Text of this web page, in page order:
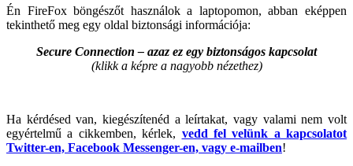
Én FireFox böngészőt használok a laptopomon, abban eképpen
tekinthető meg egy oldal biztonsági információja:
Secure Connection – azaz ez egy biztonságos kapcsolat
(klikk a képre a nagyobb nézethez)
Ha kérdésed van, kiegészítenéd a leírtakat, vagy valami nem volt
egyértelmű a cikkemben, kérlek, vedd fel velünk a kapcsolatot
Twitter-en, Facebook Messenger-en, vagy e-mailben!